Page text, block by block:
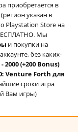
приобретается в
указан в
Playstation Store на
Мы
и покупки на
без каких-
2000 (+200 Bonus)
Venture Forth для
сроки игра
Вам игры)